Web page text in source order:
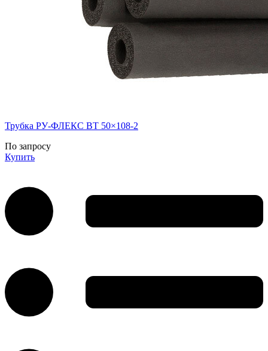
Трубка РУ-ФЛЕКС ВТ 50×108-2
По запросу
Купить